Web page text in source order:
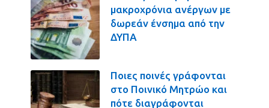
μακροχρόνια ανέργων με
δωρεάν ένσημα από την
ΔΥΠΑ
Ποιες ποινές γράφονται
στο Ποινικό Μητρώο και
πότε διαγράφονται